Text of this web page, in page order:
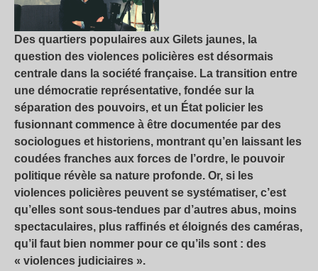
Des quartiers populaires aux Gilets jaunes, la
question des violences policières est désormais
centrale dans la société française. La transition entre
une démocratie représentative, fondée sur la
séparation des pouvoirs, et un État policier les
fusionnant commence à être documentée par des
sociologues et historiens, montrant qu’en laissant les
coudées franches aux forces de l’ordre, le pouvoir
politique révèle sa nature profonde. Or, si les
violences policières peuvent se systématiser, c’est
qu’elles sont sous-tendues par d’autres abus, moins
spectaculaires, plus rafﬁnés et éloignés des caméras,
qu’il faut bien nommer pour ce qu’ils sont : des
« violences judiciaires ».